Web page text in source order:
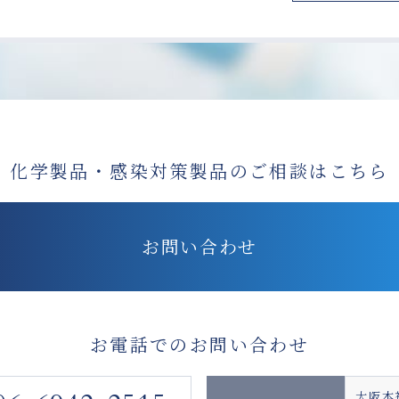
化学製品・感染対策製品の ご相談はこちら
お問い合わせ
お電話でのお問い合わせ